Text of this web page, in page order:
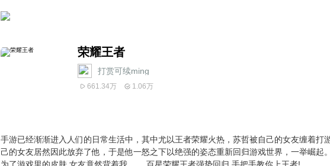
荣耀王者
打赏可续ming
661.34万 1.06万
手游已经渐渐进入人们的日常生活中，其中尤以王者荣耀火热，苏哲被自己的女友缠着打
己的女友居然因此放弃了他，于是他一怒之下以绝强的姿态重新回归游戏世界，一举崛起。